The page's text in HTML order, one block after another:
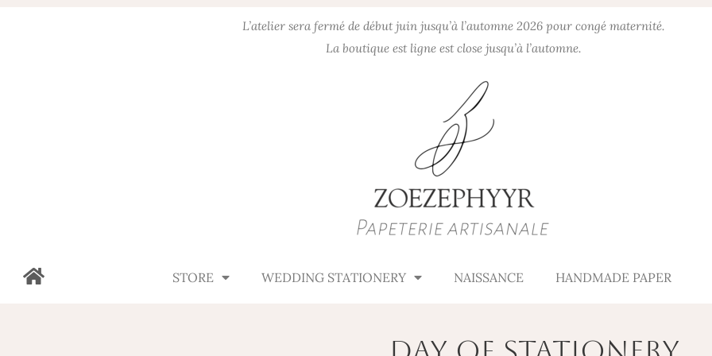
L’atelier sera fermé de début juin jusqu’à l’automne 2026 pour congé maternité.
La boutique est ligne est close jusqu’à l’automne.
STORE WEDDING STATIONERY NAISSANCE HANDMADE PAPER